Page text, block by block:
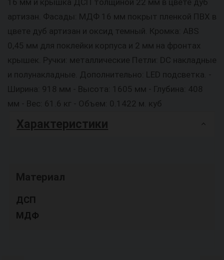
артизан. Фасады: МДФ 16 мм покрыт пленкой ПВХ в
цвете дуб артизан и оксид темный. Кромка: ABS
0,45 мм для поклейки корпуса и 2 мм на фронтах
крышек. Ручки: металлические Петли: DС накладные
и полунакладные. Дополнительно: LED подсветка. -
Ширина: 918 мм - Высота: 1605 мм - Глубина: 408
мм - Вес: 61.6 кг - Объем: 0.1422 м. куб
Характеристики
Материал
ДСП
МДФ